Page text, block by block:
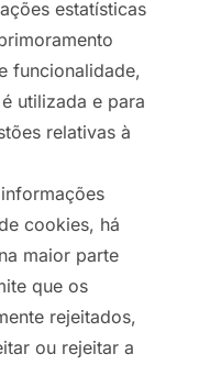
estatísticas
funcionalidade,
utilizada e para
relativas à
cookies, há
maior parte
que os
rejeitados,
ou rejeitar a